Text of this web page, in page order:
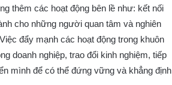
thêm các hoạt động bên lề như: kết nối
cho những người quan tâm và nghiên
đẩy mạnh các hoạt động trong khuôn
doanh nghiệp, trao đổi kinh nghiệm, tiếp
mình để có thể đứng vững và khẳng định